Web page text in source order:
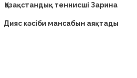
Қазақстандық теннисші Зарина
Дияс кәсіби мансабын аяқтады